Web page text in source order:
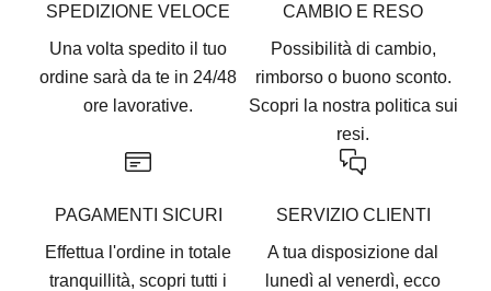
SPEDIZIONE VELOCE
Una volta spedito il tuo
ordine sarà da te in 24/48
ore lavorative.
CAMBIO E RESO
Possibilità di cambio,
rimborso o buono sconto.
Scopri la nostra politica sui
resi.
PAGAMENTI SICURI
Effettua l'ordine in totale
tranquillità, scopri tutti i
SERVIZIO CLIENTI
A tua disposizione dal
lunedì al venerdì, ecco